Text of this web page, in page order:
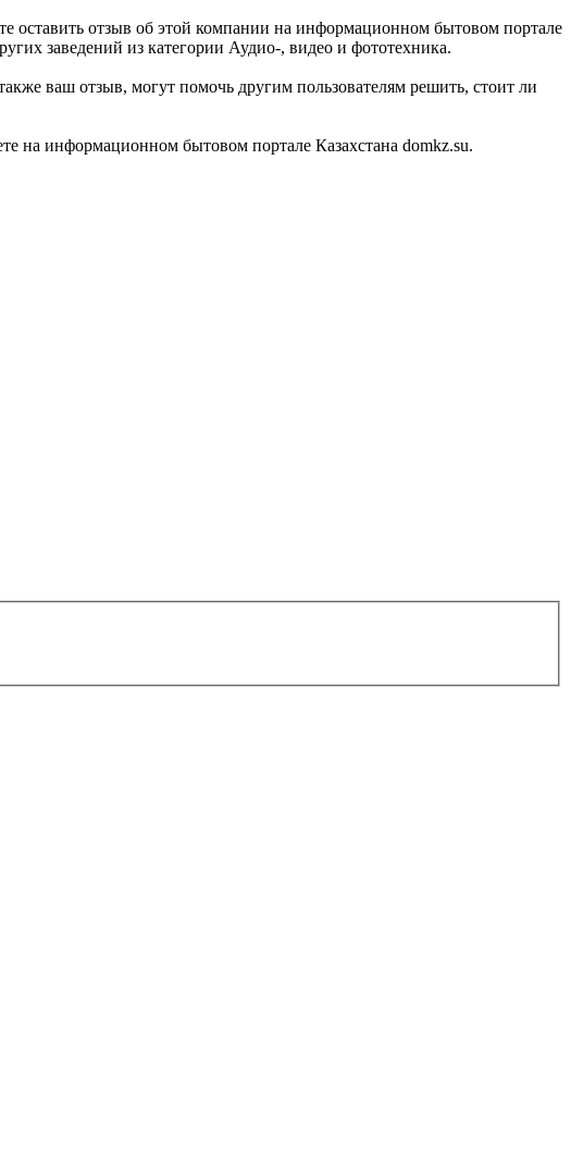
оставить отзыв об этой компании на информационном бытовом портале
заведений из категории Аудио-, видео и фототехника.
ваш отзыв, могут помочь другим пользователям решить, стоит ли
на информационном бытовом портале Казахстана domkz.su.